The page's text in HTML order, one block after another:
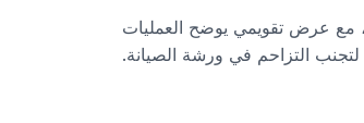
مع عرض تقويمي يوضح العمليات
لتجنب التزاحم في ورشة الصيانة.